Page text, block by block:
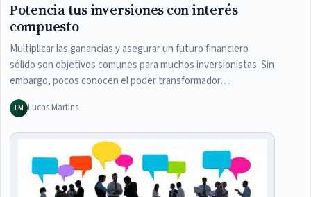
Potencia tus inversiones con interés
compuesto
Multiplicar las ganancias y asegurar un futuro financiero
sólido son objetivos comunes para muchos inversionistas. Sin
embargo, pocos conocen el poder transformador…
LM Lucas Martins